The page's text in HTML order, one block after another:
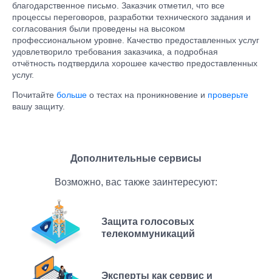
благодарственное письмо. Заказчик отметил, что все
процессы переговоров, разработки технического задания и
согласования были проведены на высоком
профессиональном уровне. Качество предоставленных услуг
удовлетворило требования заказчика, а подробная
отчётность подтвердила хорошее качество предоставленных
услуг.
Почитайте больше о тестах на проникновение и проверьте
вашу защиту.
Дополнительные сервисы
Возможно, вас также заинтересуют:
Защита голосовых
телекоммуникаций
Эксперты как сервис и